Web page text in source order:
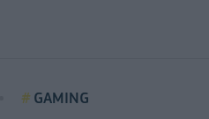
GAMING